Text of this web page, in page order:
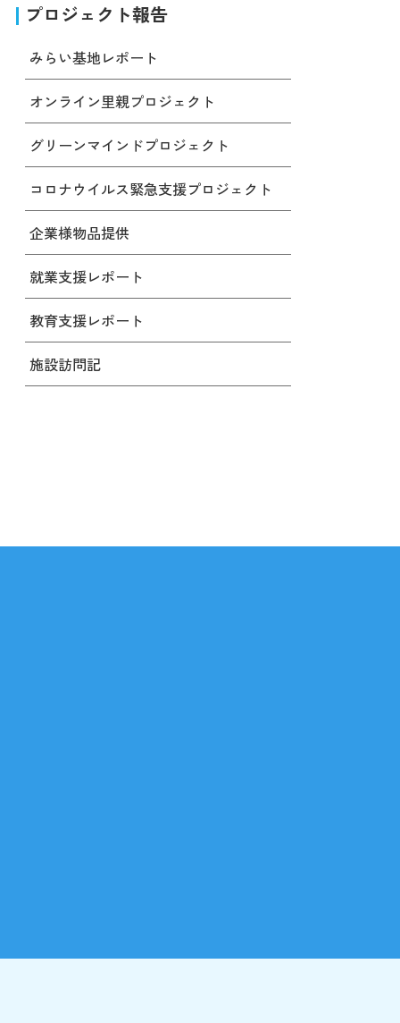
プロジェクト報告
みらい基地レポート
オンライン里親プロジェクト
グリーンマインドプロジェクト
コロナウイルス緊急支援プロジェクト
企業様物品提供
就業支援レポート
教育支援レポート
施設訪問記